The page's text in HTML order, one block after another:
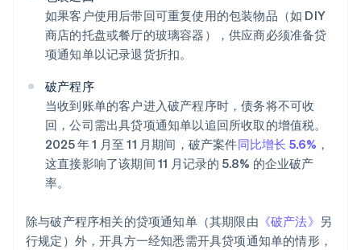
如果客户使用后带回可重复使用的包装物品（如 DIY
商店的托盘或餐厅的玻璃容器），供应商必须准备贷
项通知单以记录退货折扣。
破产程序
当收到账单的客户进入破产程序时，债务将不可收
回，公司需出具贷项通知单以追回所收取的增值税。
2025 年 1 月至 11 月期间，破产案件同比增长 5.6% ，
这直接影响了该期间 11 月记录的 5.8% 的企业破产
率。
除与破产程序相关的贷项通知单（其期限由 《破产法》 另
行规定）外，开具方一经知悉需开具贷项通知单的情形，